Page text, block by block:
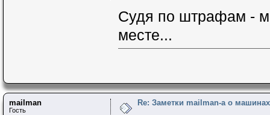
Судя по штрафам -
месте...
mailman
Гость
Re: Заметки mailman-a о